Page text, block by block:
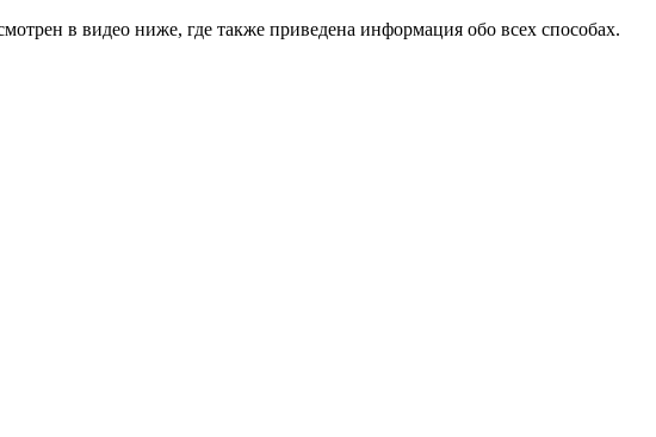
в видео ниже, где также приведена информация обо всех способах.